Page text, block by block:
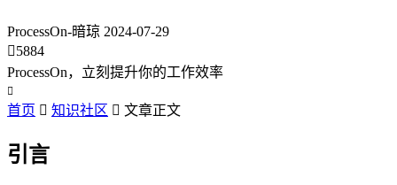
ProcessOn-暗琼 2024-07-29
5884
ProcessOn，立刻提升你的工作效率

首页  知识社区  文章正文
引言